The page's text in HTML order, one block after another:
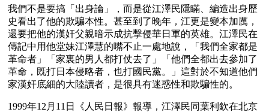
我們不是要搞「出身論」，而是從江澤民隱瞞、編造出身歷
史看出了他的欺騙本性。甚至到了晚年，江更是變本加厲，
還要把他的漢奸父親暗示成抗擊侵華日軍的英雄。江澤民在
傳記中用他堂妹江澤慧的嘴不止一處地說，「我們全家都是
革命者」「家裏的男人都打仗去了」「他們全都出去參加了
革命，既打日本侵略者，也打國民黨。」這對於不知道他們
家漢奸底細的大陸讀者，是很具有迷惑性和欺騙性的。
1999年12月11日《人民日報》報導，江澤民同葉利欽在北京